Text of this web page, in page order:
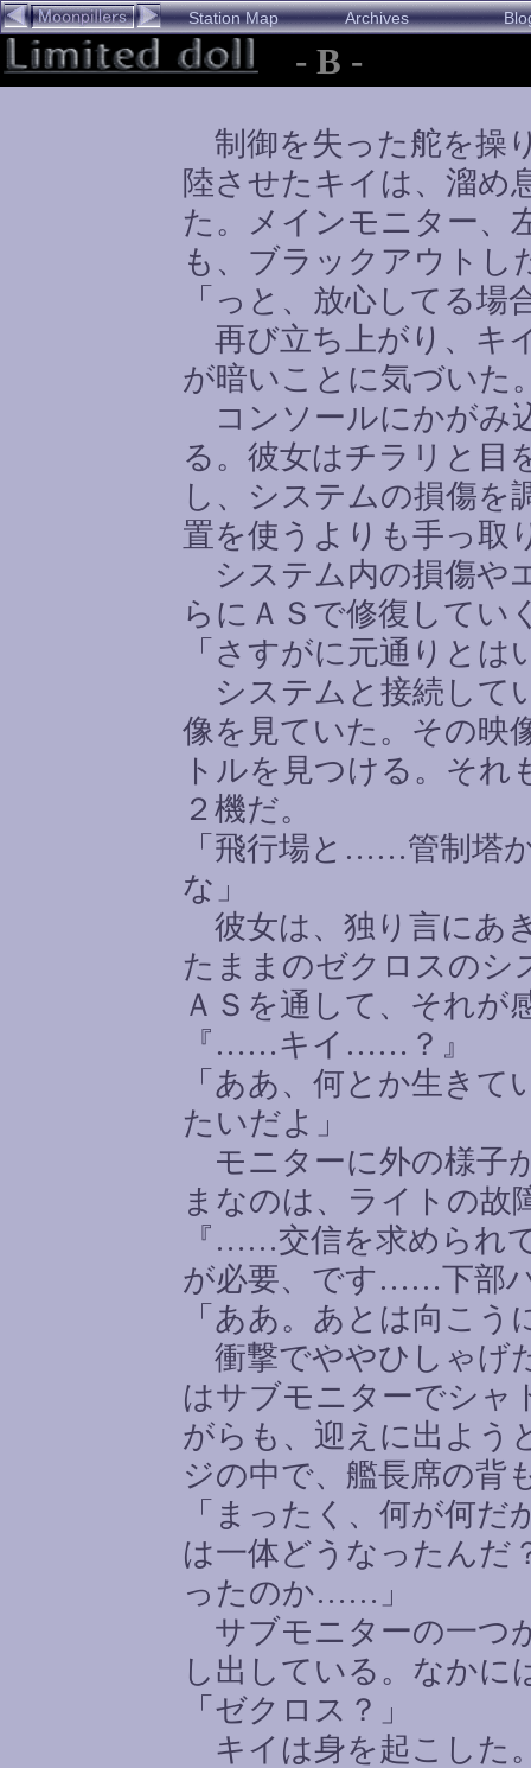
Station Map Archives
- B -
制御を失った舵を操
陸させたキイは、溜め
た。メインモニター、
も、ブラックアウトし
「っと、放心してる場
再び立ち上がり、キ
が暗いことに気づいた
コンソールにかがみ
る。彼女はチラリと目
し、システムの損傷を
置を使うよりも手っ取
システム内の損傷や
らにＡＳで修復してい
「さすがに元通りとは
システムと接続して
像を見ていた。その映
トルを見つける。そ
２機だ。
「飛行場と ……管制塔
な」
彼女は、独り言にあ
たままのゼクロスの
ＡＳを通して、それが
『 ……キイ …… ？』
「ああ、何とか生き
たいだよ」
モニターに外の様子
まなのは、ライトの故
『 ……交信を求められ
が必要、です ……下部
「ああ。あとは向こう
衝撃でややひしゃげ
はサブモニターでシャ
がらも、迎えに出よう
ジの中で、艦長席の背
「まったく、何が何だ
は一体どうなったん
ったのか…… 」
サブモニターの一つ
し出している。なかに
「ゼクロス？」
キイは身を起こした